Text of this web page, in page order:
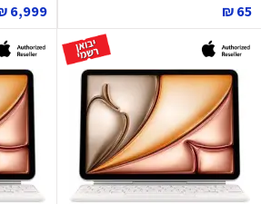
65 ₪
6,999 ₪